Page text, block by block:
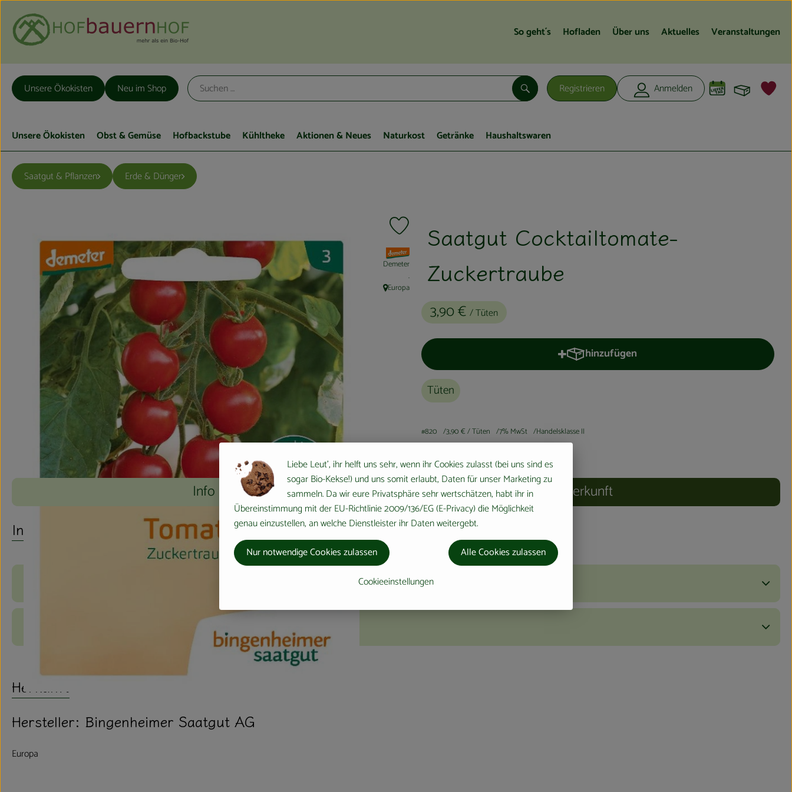
So geht´s Hofladen Über uns Aktuelles Veranstaltungen
Registrieren Anmelden
Suchen
Unsere Ökokisten Neu im Shop
Unsere Ökokisten Obst & Gemüse Hofbackstube Kühltheke Aktionen & Neues Naturkost Getränke Haushaltswaren
Saatgut & Pflanzen Erde & Dünger
Saatgut Cocktailtomate-
Zuckertraube
3,90 € / Tüten
Produkt zu Favouriten hinzufügen
, Verband:
Demeter
, Kontrollstelle:
.
, Herkunft:
Europa
hinzufügen
Produkt zum Warenkorb hinzufügen
Tüten
#820 3,90 €/ Tüten 7% MwSt Handelsklasse II
Info Herkunft
Info
Herkunft
Hersteller: Bingenheimer Saatgut AG
Europa
Liebe Leut', ihr helft uns sehr, wenn ihr Cookies zulasst (bei uns sind es
sogar Bio-Kekse!) und uns somit erlaubt, Daten für unser Marketing zu
sammeln. Da wir eure Privatsphäre sehr wertschätzen, habt ihr in
Übereinstimmung mit der EU-Richtlinie 2009/136/EG (E-Privacy) die Möglichkeit
genau einzustellen, an welche Dienstleister ihr Daten weitergebt.
Cookieeinstellungen
Nur notwendige Cookies zulassen Alle Cookies zulassen